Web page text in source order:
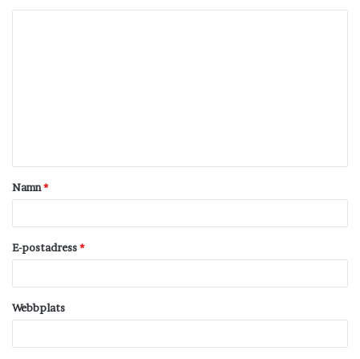
t
a
Namn*
E-postadress*
Webbplats